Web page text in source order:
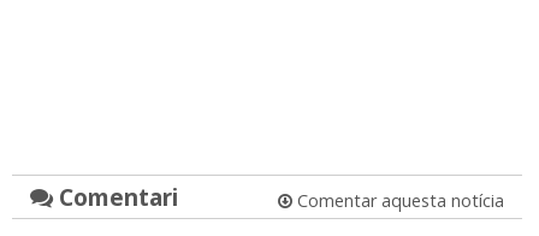
Comentari Comentar aquesta notícia